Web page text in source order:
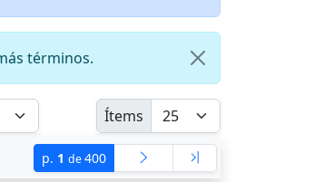
términos.
Ítems
p. 1 de400